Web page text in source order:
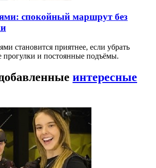
спокойный маршрут без
становится приятнее, если убрать
прогулки и постоянные подъёмы.
интересные